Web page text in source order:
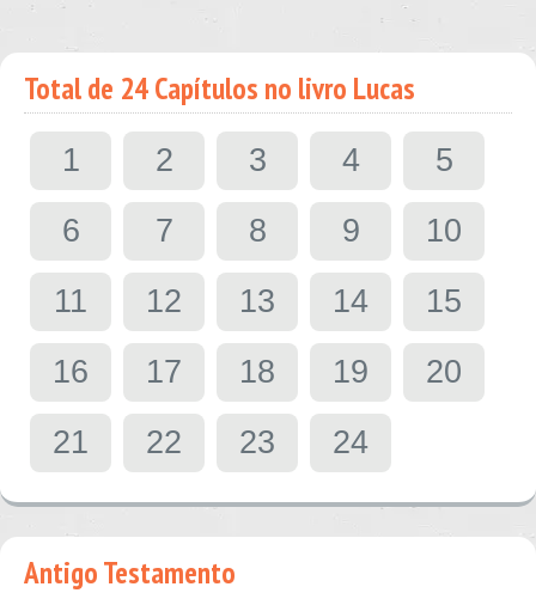
Total de 24 Capítulos no livro Lucas
1 2 3 4
5
6
7 8 9
10
11
12 13 14
15
16
17 18 19
20
21
22 23 24
Antigo Testamento